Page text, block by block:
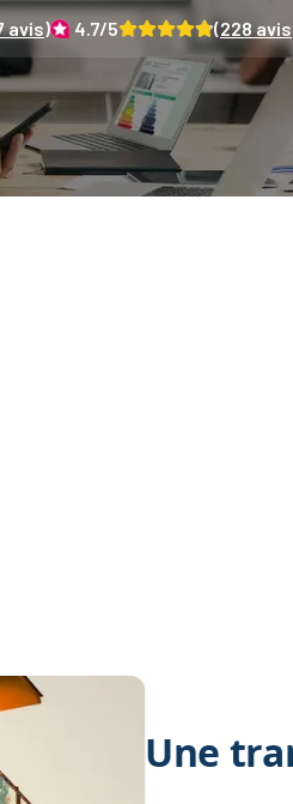
avis) 4.7/5 (228
Une